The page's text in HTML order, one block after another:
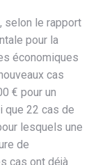
selon le rapport
pour la
économiques
cas
€ pour un
que 22 cas de
lesquels une
de
cas ont déjà